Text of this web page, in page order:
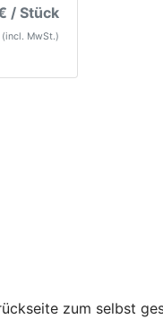
/ Stück
(incl. MwSt.)
zum selbst